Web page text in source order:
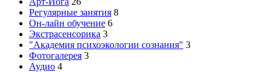
Регулярные занятия 8
Он-лайн обучение 6
Экстрасенсорика 3
"Академия психоэкологии сознания" 3
Фотогалерея 3
Аудио 4